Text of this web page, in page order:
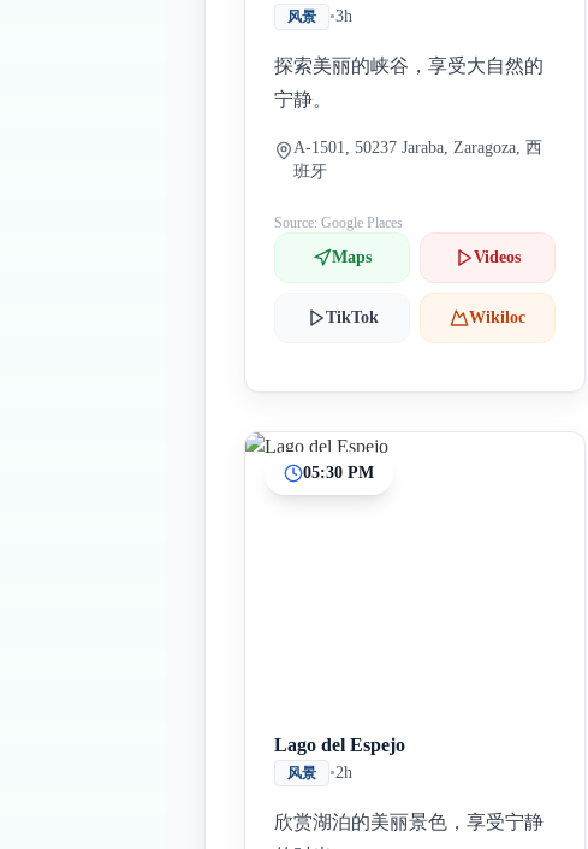
风景 •3h
探索美丽的峡谷，享受大自然的
宁静。
A-1501, 50237 Jaraba, Zaragoza, 西
班牙
Source: Google Places
Maps Videos
TikTok Wikiloc
05:30 PM
Lago del Espejo
风景 •2h
欣赏湖泊的美丽景色，享受宁静